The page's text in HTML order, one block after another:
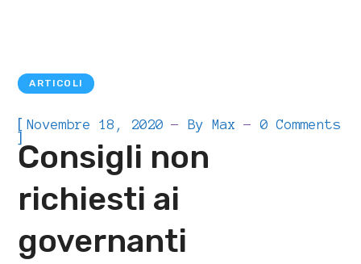
ARTICOLI
[Novembre 18, 2020 ByMax 0 Comments
]
Consigli non
richiesti ai
governanti